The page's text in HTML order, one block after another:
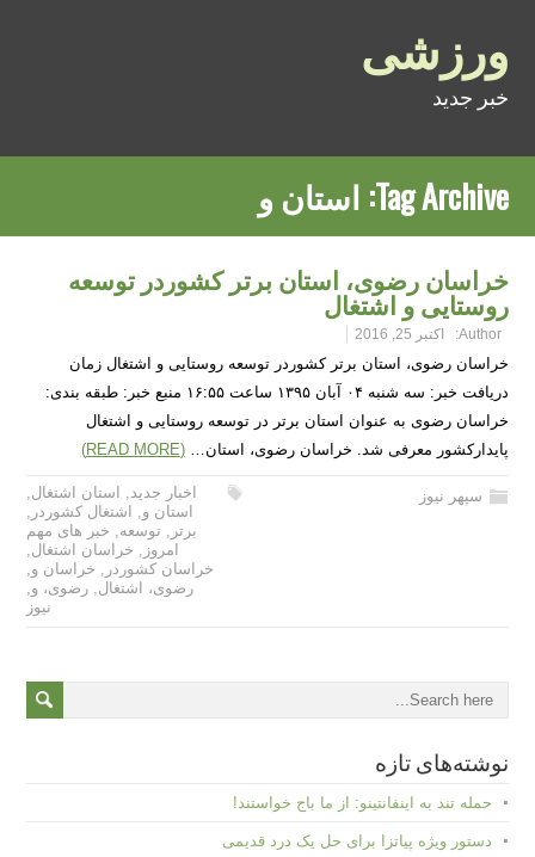
ورزشی
خبر جدید
Tag Archive: استان و
خراسان رضوی، استان برتر کشوردر توسعه
روستایی و اشتغال
Author: اکتبر 25, 2016
خراسان رضوی، استان برتر کشوردر توسعه روستایی و اشتغال زمان
دریافت خبر: سه شنبه ۰۴ آبان ۱۳۹۵ ساعت ۱۶:۵۵ منبع خبر: طبقه بندی:
خراسان رضوی به عنوان استان برتر در توسعه روستایی و اشتغال
پایدارکشور معرفی شد. خراسان رضوی، استان…(READ MORE)
سپهر نیوز اخبار جدید, استان اشتغال,
استان و, اشتغال کشوردر ,
برتر , توسعه, خبر های مهم
امروز , خراسان اشتغال,
خراسان کشوردر , خراسان و,
رضوی، اشتغال, رضوی، و,
نیوز
نوشته‌های تازه
حمله تند به اینفانتینو: از ما باج خواستند!
دستور ویژه پیاتزا برای حل یک درد قدیمی